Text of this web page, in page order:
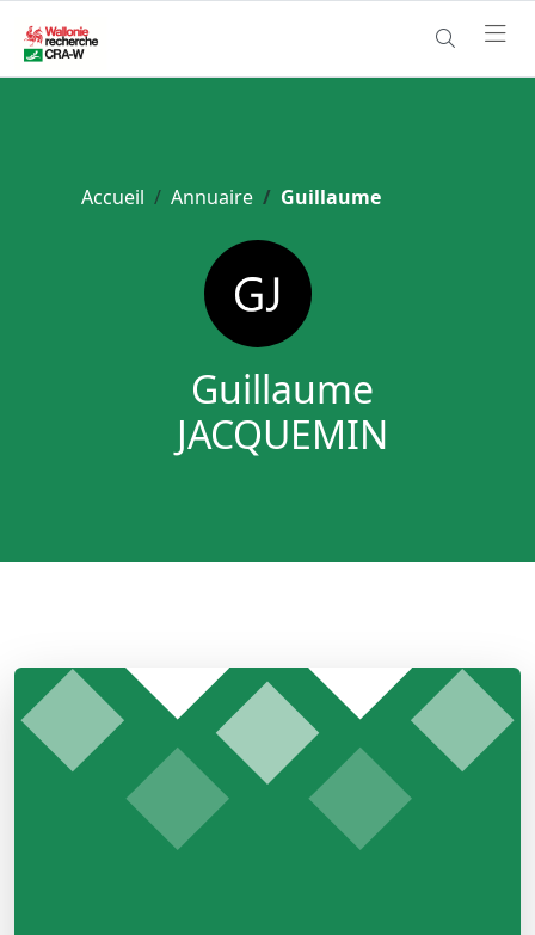
Accueil Annuaire Guillaume
Guillaume
JACQUEMIN